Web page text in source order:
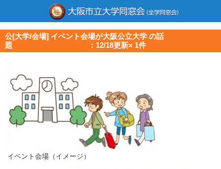
公[大学/会場] イベント会場が大阪公立大学 の話
題 ：12/18更新× 1件
イベント会場（イメージ）